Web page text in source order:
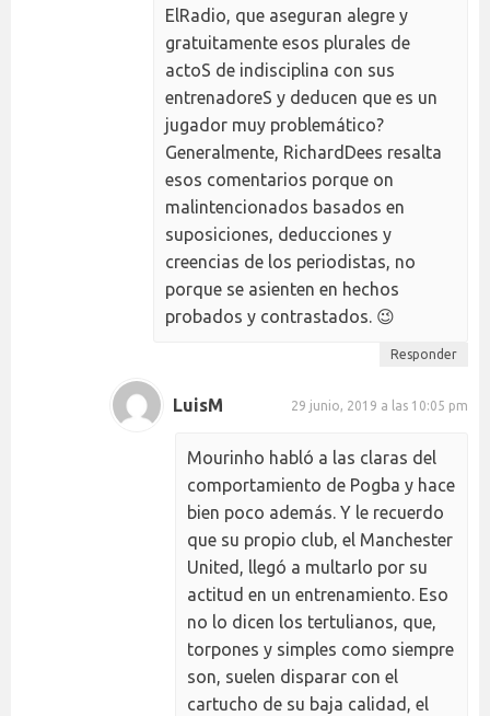
ElRadio, que aseguran alegre y
gratuitamente esos plurales de
actoS de indisciplina con sus
entrenadoreS y deducen que es un
jugador muy problemático?
Generalmente, RichardDees resalta
esos comentarios porque on
malintencionados basados en
suposiciones, deducciones y
creencias de los periodistas, no
porque se asienten en hechos
probados y contrastados. 😉
Responder
LuisM 29 junio, 2019 a las 10:05 pm
Mourinho habló a las claras del
comportamiento de Pogba y hace
bien poco además. Y le recuerdo
que su propio club, el Manchester
United, llegó a multarlo por su
actitud en un entrenamiento. Eso
no lo dicen los tertulianos, que,
torpones y simples como siempre
son, suelen disparar con el
cartucho de su baja calidad, el